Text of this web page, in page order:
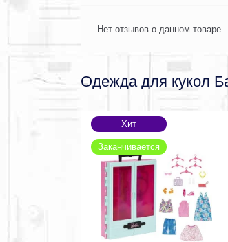
Нет отзывов о данном товаре.
Одежда для кукол
Хит
Заканчивается